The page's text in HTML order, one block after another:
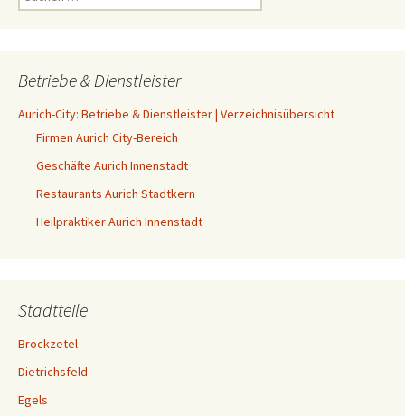
nach:
Betriebe & Dienstleister
Aurich-City: Betriebe & Dienstleister | Verzeichnisübersicht
Firmen Aurich City-Bereich
Geschäfte Aurich Innenstadt
Restaurants Aurich Stadtkern
Heilpraktiker Aurich Innenstadt
Stadtteile
Brockzetel
Dietrichsfeld
Egels